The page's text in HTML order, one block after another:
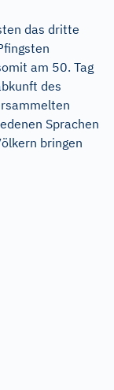
das dritte
am 50. Tag
des
Sprachen
bringen